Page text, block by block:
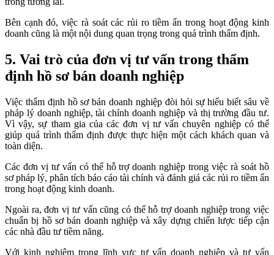
Bên cạnh đó, việc rà soát các rủi ro tiềm ẩn trong hoạt động kinh
doanh cũng là một nội dung quan trọng trong quá trình thẩm định.
5. Vai trò của đơn vị tư vấn trong thẩm
định hồ sơ bán doanh nghiệp
Việc thẩm định hồ sơ bán doanh nghiệp đòi hỏi sự hiểu biết sâu về
pháp lý doanh nghiệp, tài chính doanh nghiệp và thị trường đầu tư.
Vì vậy, sự tham gia của các đơn vị tư vấn chuyên nghiệp có thể
giúp quá trình thẩm định được thực hiện một cách khách quan và
toàn diện.
Các đơn vị tư vấn có thể hỗ trợ doanh nghiệp trong việc rà soát hồ
sơ pháp lý, phân tích báo cáo tài chính và đánh giá các rủi ro tiềm ẩn
trong hoạt động kinh doanh.
Ngoài ra, đơn vị tư vấn cũng có thể hỗ trợ doanh nghiệp trong việc
chuẩn bị hồ sơ bán doanh nghiệp và xây dựng chiến lược tiếp cận
các nhà đầu tư tiềm năng.
Với kinh nghiệm trong lĩnh vực tư vấn doanh nghiệp và tư vấn